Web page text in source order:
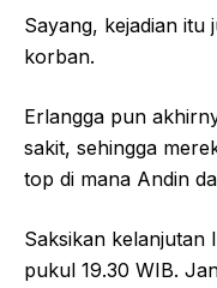
Sayang, kejadian itu
korban.
Erlangga pun
sakit, sehingga
top di mana Andin
Saksikan kelanjutan
pukul 19.30 WIB.